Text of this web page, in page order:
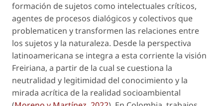
formación de sujetos como intelectuales críticos,
agentes de procesos dialógicos y colectivos que
problematicen y transformen las relaciones entre
los sujetos y la naturaleza. Desde la perspectiva
latinoamericana se integra a esta corriente la visión
Freiriana, a partir de la cual se cuestiona la
neutralidad y legitimidad del conocimiento y la
mirada acrítica de la realidad socioambiental